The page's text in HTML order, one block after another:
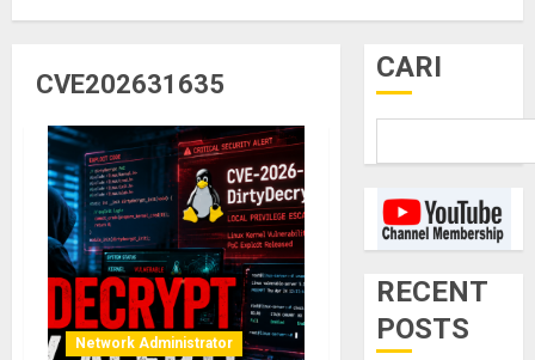
CVE202631635
Network Administrator
CARI
RECENT
POSTS